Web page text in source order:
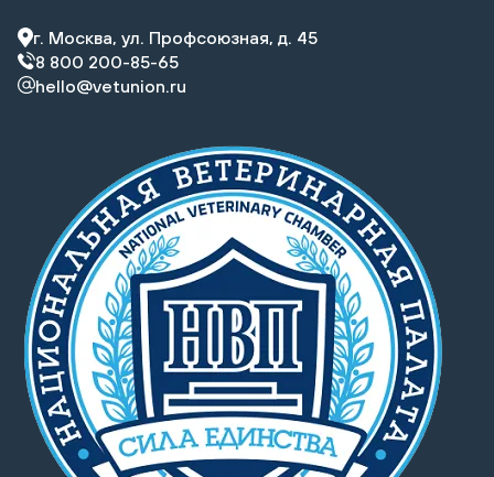
г. Москва, ул. Профсоюзная, д. 45
8 800 200-85-65
hello@vetunion.ru